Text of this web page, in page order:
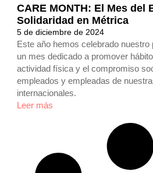
CARE MONTH: El Mes del
Solidaridad en Métrica
5 de diciembre de 2024
Este año hemos celebrado
un mes dedicado a promover
actividad física y el compromiso
empleados y empleadas de
internacionales.
Leer más